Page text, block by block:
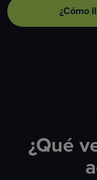
¿Cómo
¿Qué